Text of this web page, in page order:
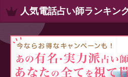
人気電話占い師ランキン